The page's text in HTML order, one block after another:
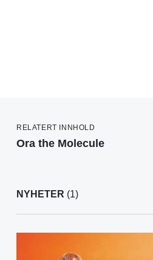
RELATERT INNHOLD
Ora the Molecule
NYHETER (1)